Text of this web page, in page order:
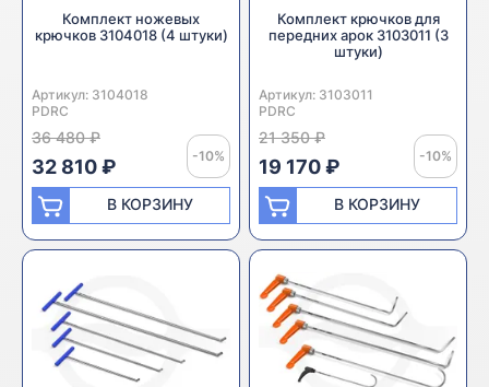
Комплект ножевых
крючков 3104018 (4 штуки)
Артикул: 3104018
Производитель:
PDRC
36 480 ₽
-10%
32 810 ₽
В КОРЗИНУ
Комплект крючков для
передних арок 3103011 (3
штуки)
Артикул: 3103011
Производитель:
PDRC
21 350 ₽
-10%
19 170 ₽
В КОРЗИНУ